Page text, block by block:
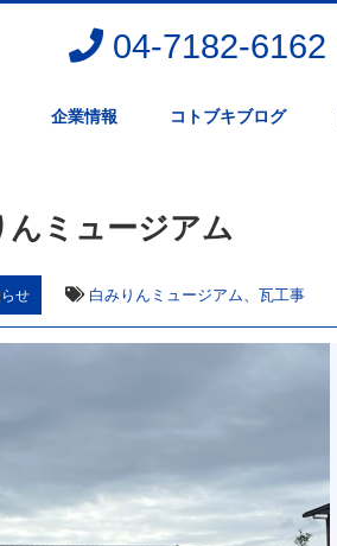
04-7182-6162
企業情報 コトブキブログ
んミュージアム
せ 白みりんミュージアム、瓦工事